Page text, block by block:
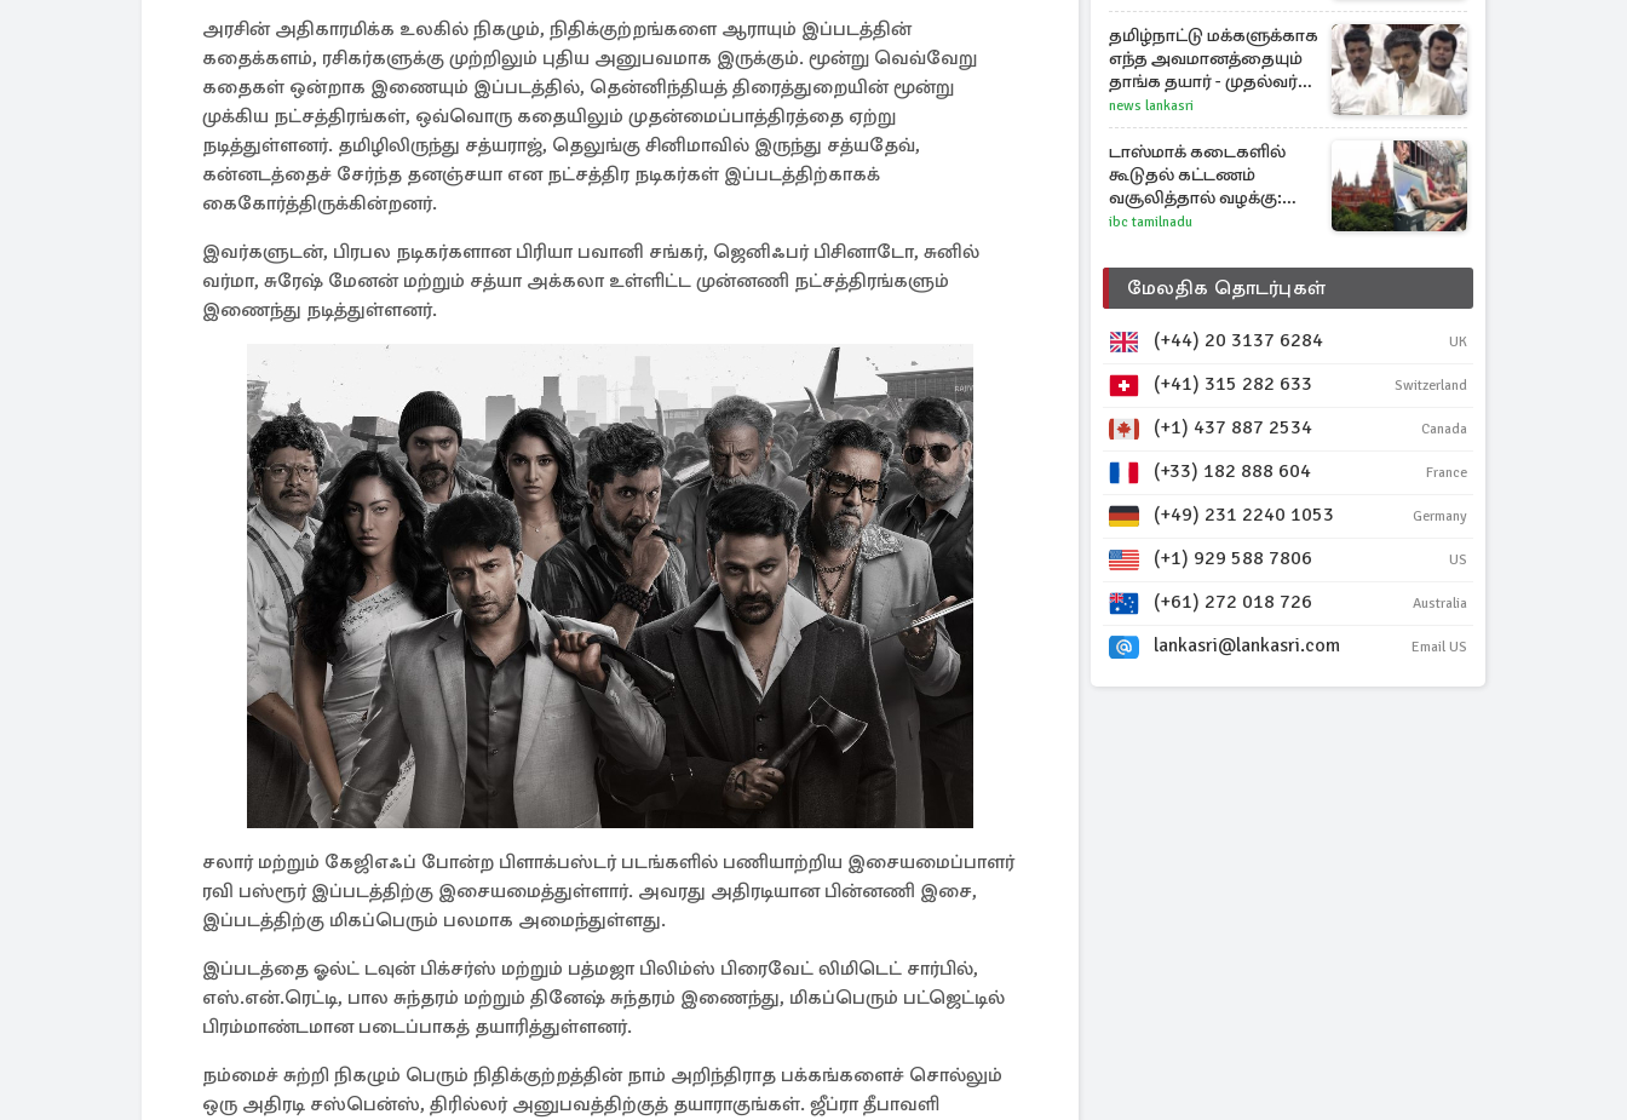
அரசின் அதிகாரமிக்க உலகில் நிகழும், நிதிக்குற்றங்களை ஆராயும் இப்படத்தின்
கதைக்களம், ரசிகர்களுக்கு முற்றிலும் புதிய அனுபவமாக இருக்கும். மூன்று வெவ்வேறு
கதைகள் ஒன்றாக இணையும் இப்படத்தில், தென்னிந்தியத் திரைத்துறையின் மூன்று
முக்கிய நட்சத்திரங்கள், ஒவ்வொரு கதையிலும் முதன்மைப்பாத்திரத்தை ஏற்று
நடித்துள்ளனர். தமிழிலிருந்து சத்யராஜ், தெலுங்கு சினிமாவில் இருந்து சத்யதேவ்,
கன்னடத்தைச் சேர்ந்த தனஞ்சயா என நட்சத்திர நடிகர்கள் இப்படத்திற்காகக்
கைகோர்த்திருக்கின்றனர்.
இவர்களுடன், பிரபல நடிகர்களான பிரியா பவானி சங்கர், ஜெனிஃபர் பிசினாடோ, சுனில்
வர்மா, சுரேஷ் மேனன் மற்றும் சத்யா அக்கலா உள்ளிட்ட முன்னணி நட்சத்திரங்களும்
இணைந்து நடித்துள்ளனர்.
சலார் மற்றும் கேஜிஎஃப் போன்ற பிளாக்பஸ்டர் படங்களில் பணியாற்றிய இசையமைப்பாளர்
ரவி பஸ்ரூர் இப்படத்திற்கு இசையமைத்துள்ளார். அவரது அதிரடியான பின்னணி இசை,
இப்படத்திற்கு மிகப்பெரும் பலமாக அமைந்துள்ளது.
இப்படத்தை ஓல்ட் டவுன் பிக்சர்ஸ் மற்றும் பத்மஜா பிலிம்ஸ் பிரைவேட் லிமிடெட் சார்பில்,
எஸ்.என்.ரெட்டி, பால சுந்தரம் மற்றும் தினேஷ் சுந்தரம் இணைந்து, மிகப்பெரும் பட்ஜெட்டில்
பிரம்மாண்டமான படைப்பாகத் தயாரித்துள்ளனர்.
நம்மைச் சுற்றி நிகழும் பெரும் நிதிக்குற்றத்தின் நாம் அறிந்திராத பக்கங்களைச் சொல்லும்
ஒரு அதிரடி சஸ்பென்ஸ், திரில்லர் அனுபவத்திற்குத் தயாராகுங்கள். ஜீப்ரா தீபாவளி
தமிழ்நாட்டு மக்களுக்காக
எந்த அவமானத்தையும்
தாங்க தயார் - முதல்வர்
விஜய்
news lankasri
டாஸ்மாக் கடைகளில்
கூடுதல் கட்டணம்
வசூலித்தால் வழக்கு:
சென்னை
ibc tamilnadu
மேலதிக தொடர்புகள்
(+44) 20 3137 6284 UK
(+41) 315 282 633 Switzerland
(+1) 437 887 2534 Canada
(+33) 182 888 604 France
(+49) 231 2240 1053 Germany
(+1) 929 588 7806 US
(+61) 272 018 726 Australia
lankasri@lankasri.com Email US